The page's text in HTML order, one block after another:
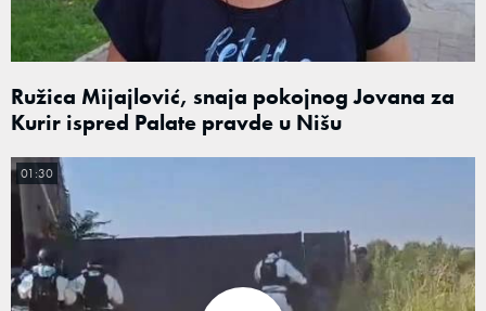
Ružica Mijajlović, snaja pokojnog Jovana za
Kurir ispred Palate pravde u Nišu
01:30